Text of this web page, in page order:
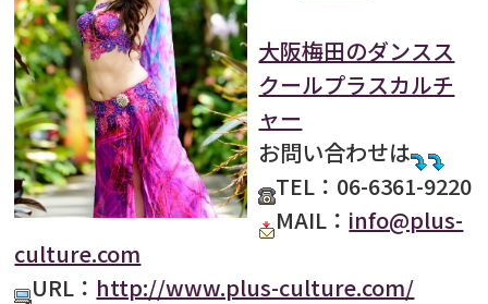
大阪梅田のダンスス
クールプラスカルチ
ャー
お問い合わせは
TEL：06-6361-9220
MAIL： info@plus-
culture.com
URL： http://www.plus-culture.com/